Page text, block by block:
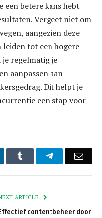
een betere kans hebt
Vergeet niet om
aangezien deze
leiden tot een hogere
je regelmatig je
aanpassen aan
Dit helpt je
een stap voor
Tumblr Telegram
ARTICLE
contentbeheer door